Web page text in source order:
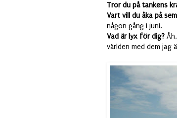
Tror du på tankens
Vart vill du åka på
någon gång i juni.
Vad är lyx för dig?
världen med dem jag